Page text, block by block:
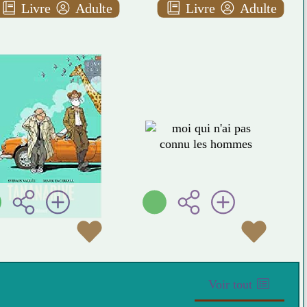
Livre Adulte
Tananarive
AAA
Sylvain VALLÉE
Glénat (
Grenoble - 2021 )
Plus d'infos
Livre Adulte
M
oi qui n'ai pas connu les hommes
Plus d'infos
Voir tout